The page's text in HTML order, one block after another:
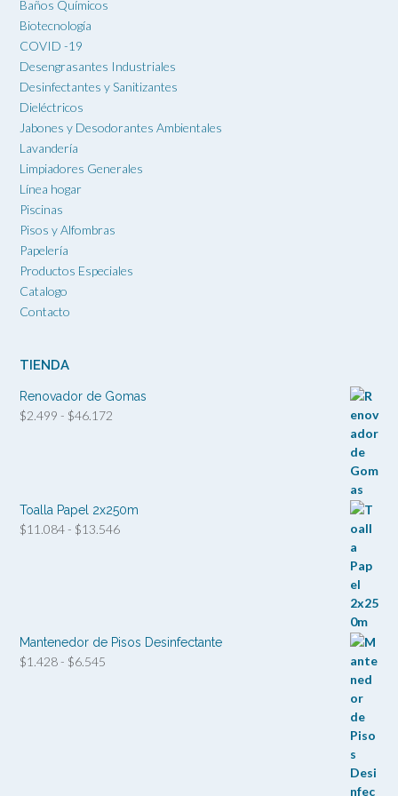
Baños Químicos
Biotecnología
COVID -19
Desengrasantes Industriales
Desinfectantes y Sanitizantes
Dieléctricos
Jabones y Desodorantes Ambientales
Lavandería
Limpiadores Generales
Línea hogar
Piscinas
Pisos y Alfombras
Papelería
Productos Especiales
Catalogo
Contacto
TIENDA
Renovador de Gomas
$2.499 - $46.172
hasta
$46.172
Toalla Papel 2x250m
$11.084- $13.546Rango
$13.546
Mantenedor de Pisos Desinfectante
$1.428- $6.545